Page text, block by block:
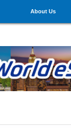
About Us